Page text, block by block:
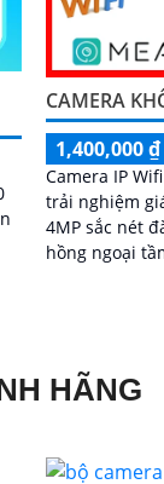
CAMERA
1,400,000 ₫
Camera IP
trải nghiệm
4MP sắc nét đàm
hồng ngoại
HÃNG